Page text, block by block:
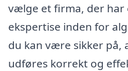
vælge et firma, der har
ekspertise inden for
du kan være sikker på,
udføres korrekt og